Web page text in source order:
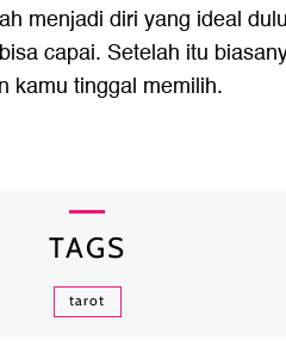
menjadi diri yang ideal
capai. Setelah itu
kamu tinggal memilih.
TAGS
tarot